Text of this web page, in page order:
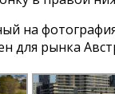
на
для рынка